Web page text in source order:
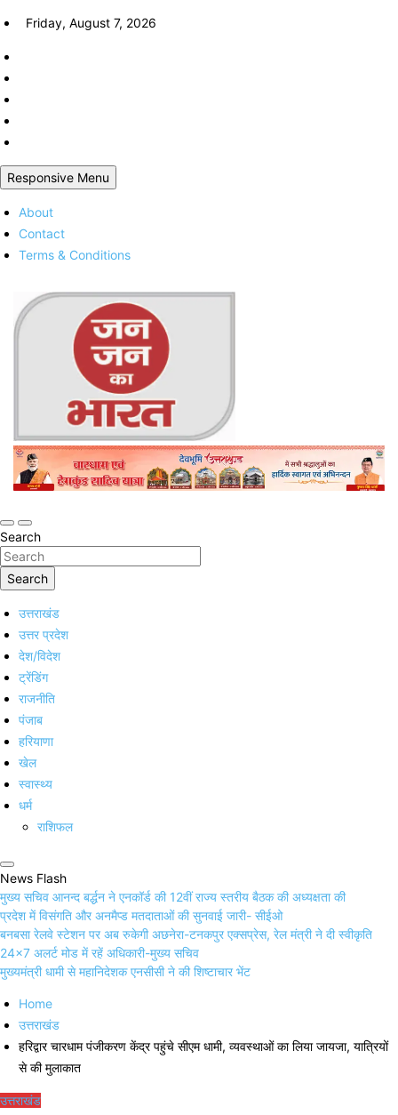
Skip
content
Friday, August 7, 2026
Responsive Menu
About
Contact
Terms & Conditions
Jan Jan Ka Bharat
Online Trending Hindi News Website
Search
Search
उत्तराखंड
उत्तर प्रदेश
देश/विदेश
ट्रेंडिंग
राजनीति
पंजाब
हरियाणा
खेल
स्वास्थ्य
धर्म
राशिफल
News Flash
मुख्य सचिव आनन्द बर्द्धन ने एनकॉर्ड की 12वीं राज्य स्तरीय बैठक की अध्यक्षता की
प्रदेश में विसंगति और अनमैप्ड मतदाताओं की सुनवाई जारी- सीईओ
बनबसा रेलवे स्टेशन पर अब रुकेगी अछनेरा-टनकपुर एक्सप्रेस, रेल मंत्री ने दी स्वीकृति
24×7 अलर्ट मोड में रहें अधिकारी-मुख्य सचिव
मुख्यमंत्री धामी से महानिदेशक एनसीसी ने की शिष्टाचार भेंट
Home
उत्तराखंड
हरिद्वार चारधाम पंजीकरण केंद्र पहुंचे सीएम धामी, व्यवस्थाओं का लिया जायजा, यात्रियों
से की मुलाकात
उत्तराखंड